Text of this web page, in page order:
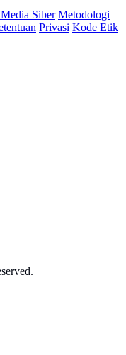
Siber Metodologi
Privasi Kode Etik